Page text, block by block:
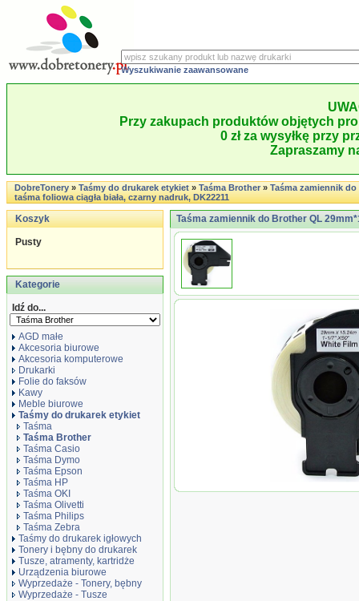
Wyszukiwanie zaawansowane
Przy zakupach produktów objętych
0 zł za wysyłkę przy
Zapraszamy
DobreTonery»Taśmy do drukarek etykiet»Taśma Brother»Taśma zamiennik
taśma foliowa ciągła biała, czarny nadruk, DK22211
Koszyk
Pusty
Kategorie
Idź do...
AGD małe
Akcesoria biurowe
Akcesoria komputerowe
Drukarki
Folie do faksów
Kawy
Meble biurowe
Taśmy do drukarek etykiet
Taśma
Taśma Brother
Taśma Casio
Taśma Dymo
Taśma Epson
Taśma HP
Taśma OKI
Taśma Olivetti
Taśma Philips
Taśma Zebra
Taśmy do drukarek igłowych
Tonery i bębny do drukarek
Tusze, atramenty, kartridże
Urządzenia biurowe
Wyprzedaże - Tonery, bębny
Wyprzedaże - Tusze
Taśma zamiennik do Brother QL
Taśma zamiennik